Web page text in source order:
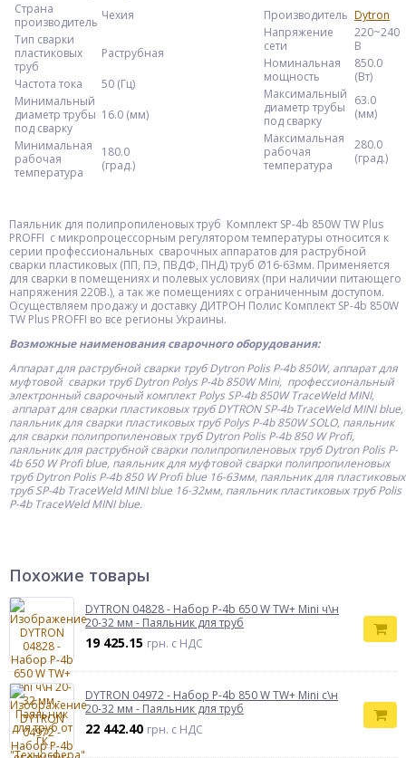
Страна
производитель Чехия
Тип сварки
пластиковых
труб
Раструбная
Частота тока
50 (Гц)
Минимальный
диаметр трубы
под сварку
16.0 (мм)
Минимальная
рабочая
температура
180.0
(град.)
Производитель Dytron
Напряжение
сети
220~240
В
Номинальная
мощность
850.0
(Вт)
Максимальный
диаметр трубы
под сварку
63.0
(мм)
Максимальная
рабочая
температура
280.0
(град.)
Паяльник для полипропиленовых труб Комплект SP-4b 850W TW Plus
PROFFI с микропроцессорным регулятором температуры относится к
серии профессиональных сварочных аппаратов для раструбной
сварки пластиковых (ПП, ПЭ, ПВДФ, ПНД) труб Ø16-63мм. Применяется
для сварки в помещениях и полевых условиях (при наличии питающего
напряжения 220В.), а так же помещениях с ограниченным доступом.
Осуществляем продажу и доставку ДИТРОН Полис Комплект SP-4b 850W
TW Plus PROFFI во все регионы Украины.
Возможные наименования сварочного оборудования:
Аппарат для раструбной сварки труб Dytron Polis P-4b 850W, аппарат для
муфтовой сварки труб Dytron Polys P-4b 850W Mini, профессиональный
электронный сварочный комплект Polys SP-4b 850W TraceWeld MINI,
аппарат для сварки пластиковых труб DYTRON SP-4b TraceWeld MINI blue,
паяльник для сварки пластиковых труб Polys P-4b 850W SOLO, паяльник
для сварки полипропиленовых труб Dytron Polis P-4b 850 W Profi,
паяльник для раструбной сварки полипропиленовых труб Dytron Polis P-
4b 650 W Profi blue, паяльник для муфтовой сварки полипропиленовых
труб Dytron Polis P-4b 850 W Profi blue 16-63мм, паяльник для пластиковых
труб SP-4b TraceWeld MINI blue 16-32мм, паяльник пластиковых труб Polis
P-4b TraceWeld MINI blue.
Похожие товары
DYTRON 04828 - Набор P-4b 650 W TW+ Mini ч\н
20-32 мм - Паяльник для труб
19 425.15 грн. с НДС
DYTRON 04972 - Набор P-4b 850 W TW+ Mini с\н
20-32 мм - Паяльник для труб
22 442.40 грн. с НДС